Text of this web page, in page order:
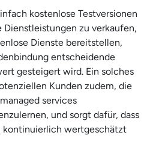
kostenlose Testversionen
zu verkaufen,
Dienste bereitstellen,
entscheidende
gesteigert wird. Ein solches
Kunden zudem, die
services
und sorgt dafür, dass
kontinuierlich wertgeschätzt